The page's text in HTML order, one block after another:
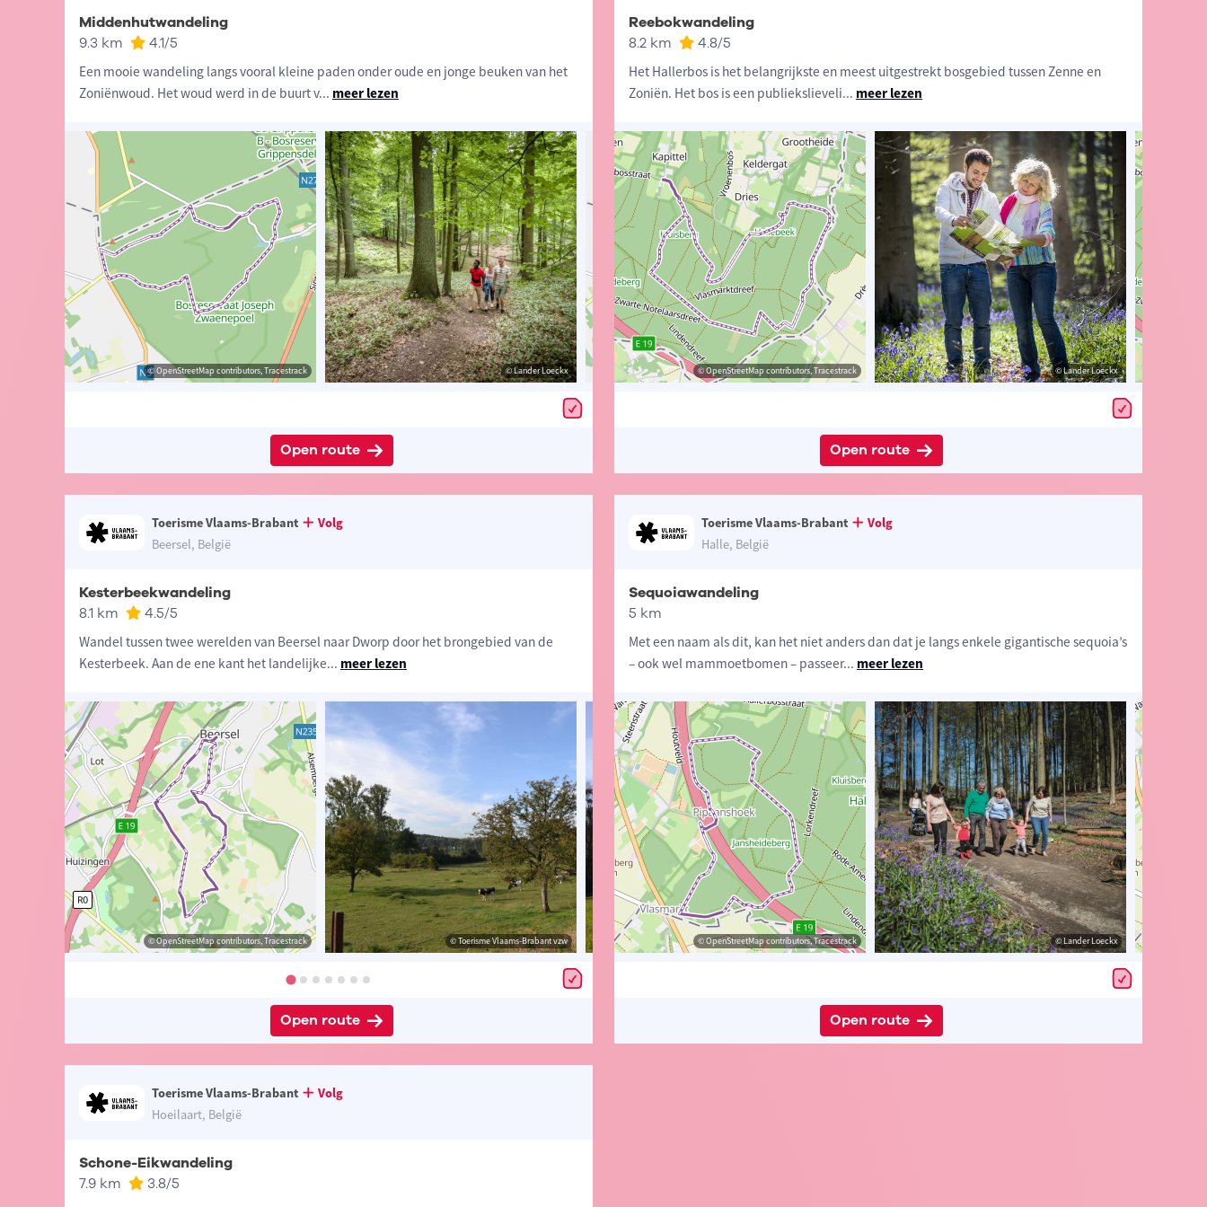
Middenhutwandeling
9.3 km 4.1/5
Een mooie wandeling langs vooral kleine paden onder oude en jonge beuken van het
Zoniënwoud. Het woud werd in de buurt v... meer lezen
© OpenStreetMap contributors, Tracestrack © Lander Loeckx © OpenStreetMap contributors, Tracestrack © Lander Loeckx
Open route
Reebokwandeling
8.2 km 4.8/5
Het Hallerbos is het belangrijkste en meest uitgestrekt bosgebied tussen Zenne en
Zoniën. Het bos is een publiekslieveli... meer lezen
© Lander Loeckx © OpenStreetMap contributors, Tracestrack © Lander Loeckx © OpenStreetMap contributors, Tracestrack © Lander Loeckx
Open route
Toerisme Vlaams-Brabant
Volg
Beersel, België
Kesterbeekwandeling
8.1 km 4.5/5
Wandel tussen twee werelden van Beersel naar Dworp door het brongebied van de
Kesterbeek. Aan de ene kant het landelijke... meer lezen
© OpenStreetMap contributors, Tracestrack © Toerisme Vlaams-Brabant vzw © Toerisme Vlaams-Brabant © Toerisme Vlaams-Brabant
Open route
Toerisme Vlaams-Brabant
Volg
Halle, België
Sequoiawandeling
5 km
Met een naam als dit, kan het niet anders dan dat je langs enkele gigantische sequoia’s
– ook wel mammoetbomen – passeer... meer lezen
© Lander Loeckx © OpenStreetMap contributors, Tracestrack © Lander Loeckx © OpenStreetMap contributors, Tracestrack © Lander Loeckx
Open route
Toerisme Vlaams-Brabant
Volg
Hoeilaart, België
Schone-Eikwandeling
7.9 km 3.8/5